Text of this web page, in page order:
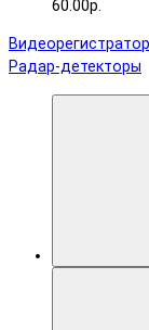
60.00р.
Радар-детекторы